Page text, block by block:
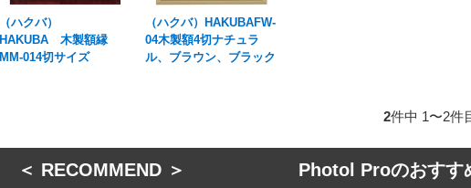
（ハクバ）
HAKUBA 木製額縁
MM-014切サイズ
（ハクバ）HAKUBAFW-
04木製額4切ナチュラ
ル、ブラウン、ブラック
2件中 1〜2件
＜ RECOMMEND ＞ Photol Proのおすす